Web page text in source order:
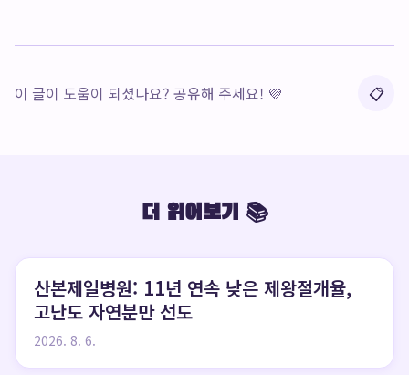
이 글이 도움이 되셨나요? 공유해 주세요! 💜 📋
더 읽어보기 📚
산본제일병원: 11년 연속 낮은 제왕절개율,
고난도 자연분만 선도
2026. 8. 6.